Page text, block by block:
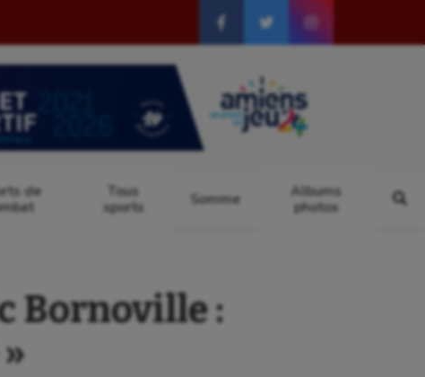
de
Tous
sports
Somme
Albums
photos
Bornoville :